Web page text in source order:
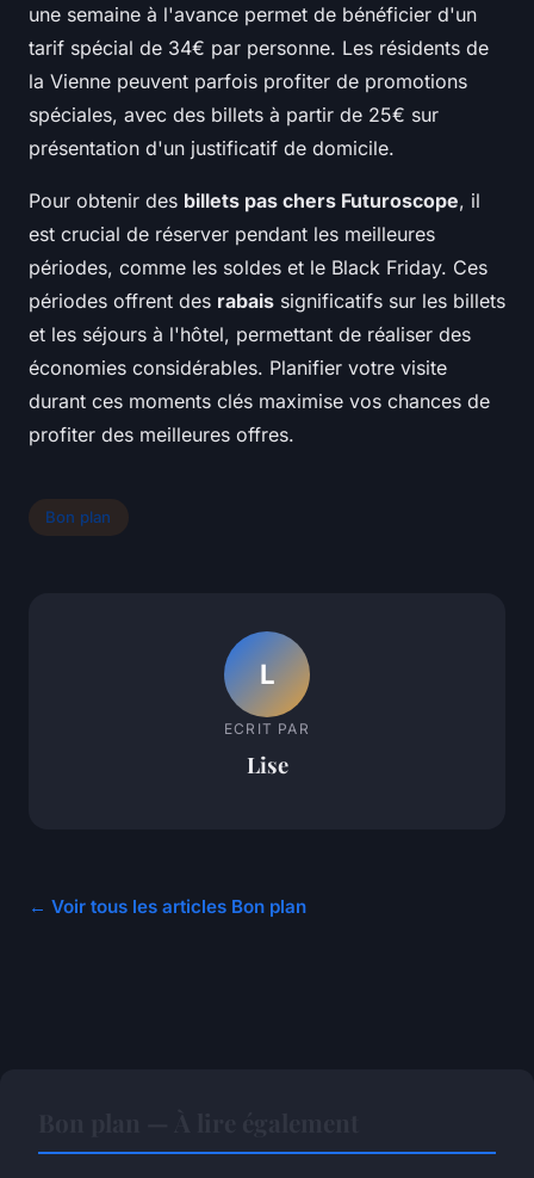
une semaine à l'avance permet de bénéficier d'un
tarif spécial de 34€ par personne. Les résidents de
la Vienne peuvent parfois profiter de promotions
spéciales, avec des billets à partir de 25€ sur
présentation d'un justificatif de domicile.
Pour obtenir des billets pas chers Futuroscope, il
est crucial de réserver pendant les meilleures
périodes, comme les soldes et le Black Friday. Ces
périodes offrent des rabais significatifs sur les billets
et les séjours à l'hôtel, permettant de réaliser des
économies considérables. Planifier votre visite
durant ces moments clés maximise vos chances de
profiter des meilleures offres.
Bon plan
L
ECRIT PAR
Lise
← Voir tous les articles Bon plan